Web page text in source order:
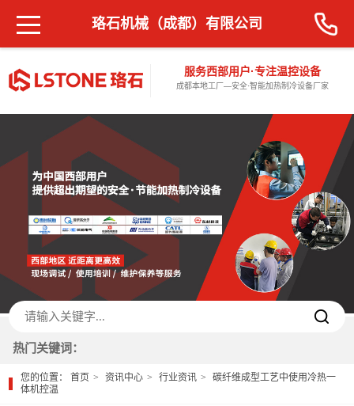
服务西部用户·专注温控设备
成都本地工厂—安全·智能加热制冷设备厂家
珞石机械（成都）有限公司
热门关键词：
您的位置：首页 资讯中心 行业资讯
碳纤维成型工艺中使用冷热一
体机控温